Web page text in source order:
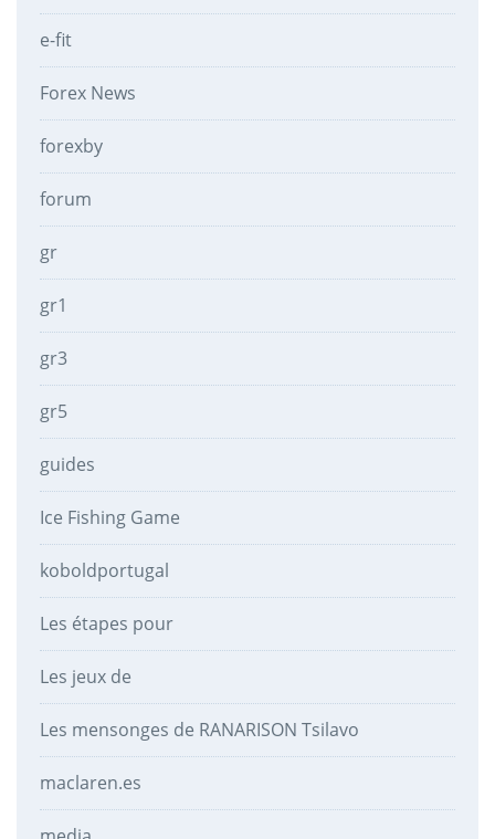
e-fit
Forex News
forexby
forum
gr
gr1
gr3
gr5
guides
Ice Fishing Game
koboldportugal
Les étapes pour
Les jeux de
Les mensonges de RANARISON Tsilavo
maclaren.es